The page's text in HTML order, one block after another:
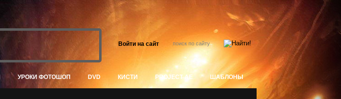
Войти на сайт
УРОКИ ФОТОШОП DVD КИСТИ PROJECT AE ШАБЛОНЫ